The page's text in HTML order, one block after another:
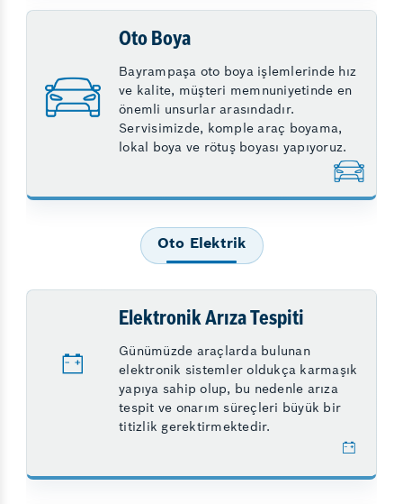
Oto Boya
Bayrampaşa oto boya işlemlerinde hız
ve kalite, müşteri memnuniyetinde en
önemli unsurlar arasındadır.
Servisimizde, komple araç boyama,
lokal boya ve rötuş boyası yapıyoruz.
Oto Elektrik
Elektronik Arıza Tespiti
Günümüzde araçlarda bulunan
elektronik sistemler oldukça karmaşık
yapıya sahip olup, bu nedenle arıza
tespit ve onarım süreçleri büyük bir
titizlik gerektirmektedir.